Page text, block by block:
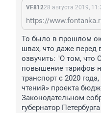
VF81228 августа 2019,
То было в прошлом
швах, что даже
озвучить: "О том,
повышение тарифов
транспорт с 2020
чтений» проекта
Законодательном
губернатор